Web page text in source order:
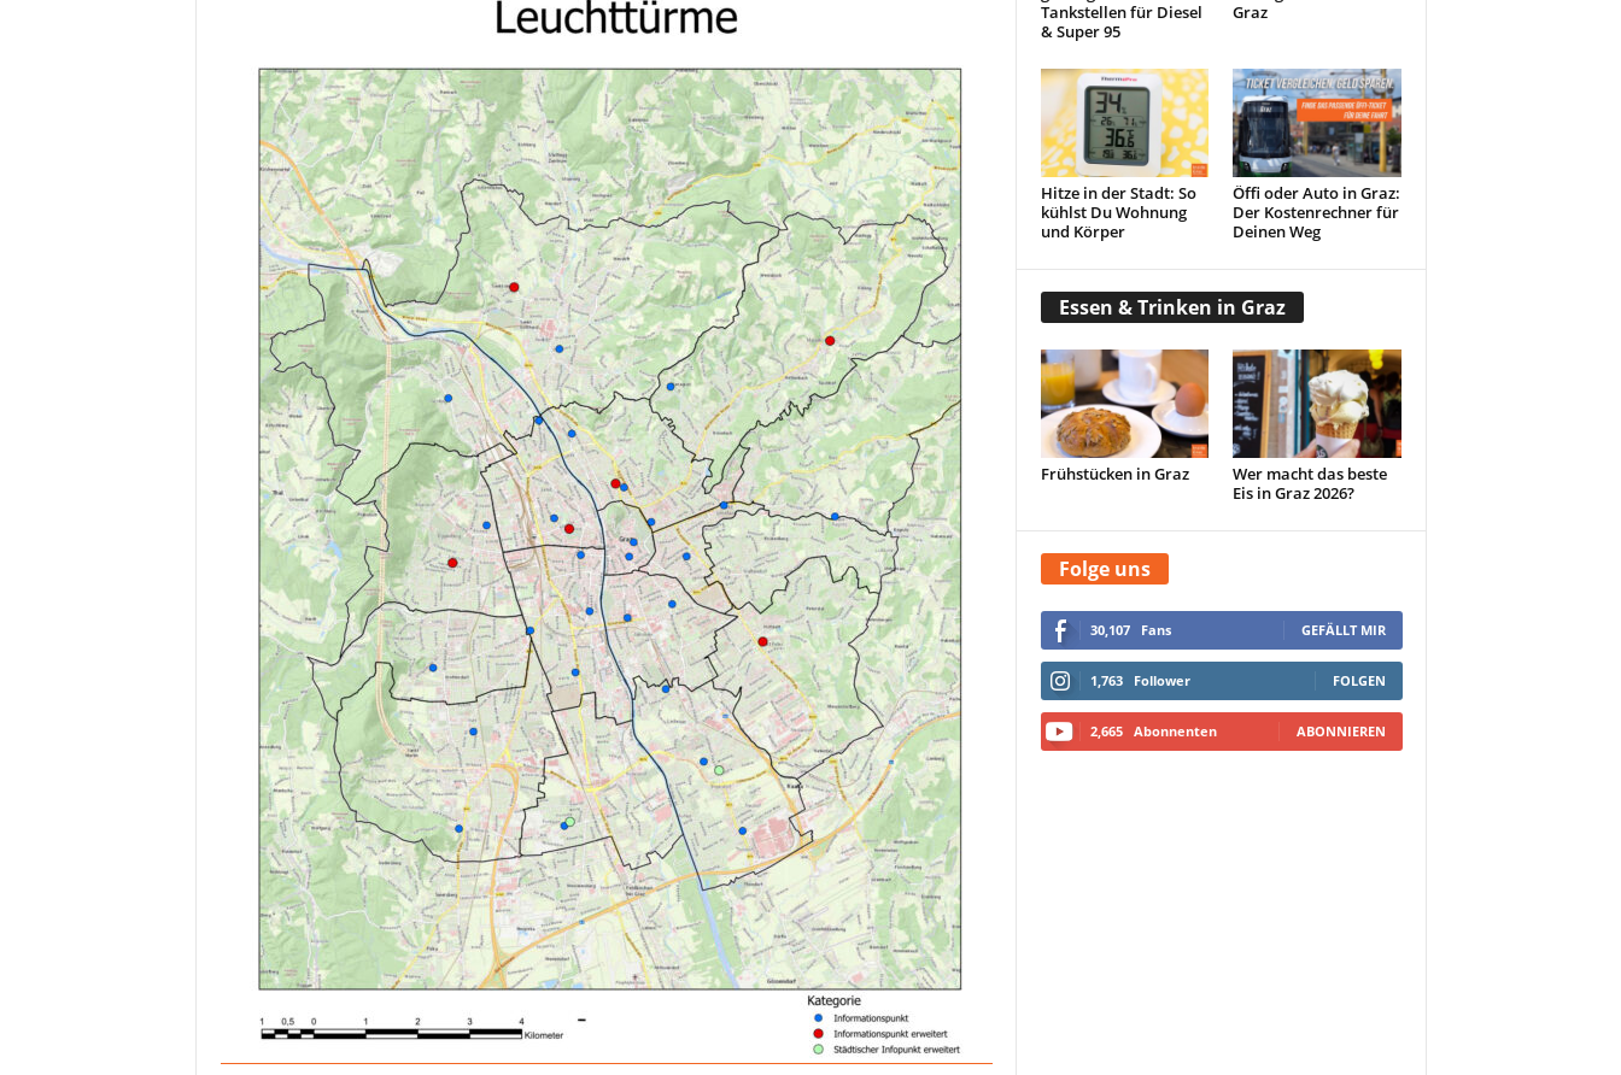
Tankstellen für Diesel
& Super 95
Graz
Hitze in der Stadt: So
kühlst Du Wohnung
und Körper
Öffi oder Auto in Graz:
Der Kostenrechner für
Deinen Weg
Essen & Trinken in Graz
Frühstücken in Graz
Wer macht das beste
Eis in Graz 2026?
Folge uns
30,107 Fans GEFÄLLT MIR
1,763 Follower FOLGEN
2,665 Abonnenten ABONNIEREN